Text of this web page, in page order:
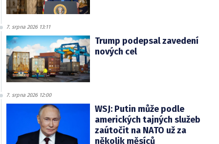
7. srpna 2026 13:11
Trump podepsal zavedení
nových cel
7. srpna 2026 12:00
WSJ: Putin může podle
amerických tajných služeb
zaútočit na NATO už za
několik měsíců